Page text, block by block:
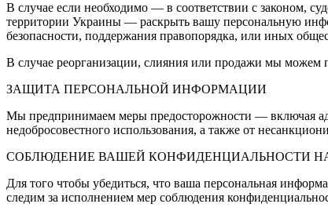
В случае если необходимо — в соответствии с законом,
территории Украины — раскрыть вашу персональную
безопасности, поддержания правопорядка, или иных
В случае реорганизации, слияния или продажи мы можем
ЗАЩИТА ПЕРСОНАЛЬНОЙ ИНФОРМАЦИИ
Мы предпринимаем меры предосторожности — включая
недобросовестного использования, а также от
СОБЛЮДЕНИЕ ВАШЕЙ КОНФИДЕНЦИАЛЬНОСТИ
Для того чтобы убедиться, что ваша персональная
следим за исполнением мер соблюдения